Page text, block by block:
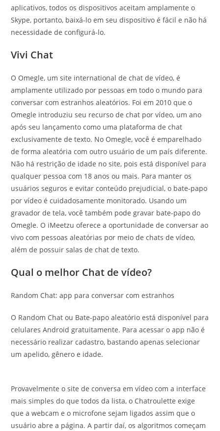
aplicativos, todos os dispositivos aceitam amplamente o
Skype, portanto, baixá-lo em seu dispositivo é fácil e não há
necessidade de configurá-lo.
Vivi Chat
O Omegle, um site international de chat de vídeo, é
amplamente utilizado por pessoas em todo o mundo para
conversar com estranhos aleatórios. Foi em 2010 que o
Omegle introduziu seu recurso de chat por vídeo, um ano
após seu lançamento como uma plataforma de chat
exclusivamente de texto. No Omegle, você é emparelhado
de forma aleatória com outro usuário de um país diferente.
Não há restrição de idade no site, pois está disponível para
qualquer pessoa com 18 anos ou mais. Para manter os
usuários seguros e evitar conteúdo prejudicial, o bate-papo
por vídeo é cuidadosamente monitorado. Usando um
gravador de tela, você também pode gravar bate-papo do
Omegle. O iMeetzu oferece a oportunidade de conversar ao
vivo com pessoas aleatórias por meio de chats de vídeo,
além de possuir salas de chat de texto.
Qual o melhor Chat de vídeo?
Random Chat: app para conversar com estranhos
O Random Chat ou Bate-papo aleatório está disponível para
celulares Android gratuitamente. Para acessar o app não é
necessário realizar cadastro, bastando apenas selecionar
um apelido, gênero e idade.
Provavelmente o site de conversa em vídeo com a interface
mais simples do que todos da lista, o Chatroulette exige
que a webcam e o microfone sejam ligados assim que o
usuário abre a página. A partir daí, os algoritmos começam